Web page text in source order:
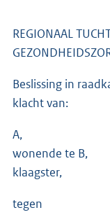
REGIONAAL
Beslissing in
klacht van:
A,
wonende te B,
klaagster,
tegen